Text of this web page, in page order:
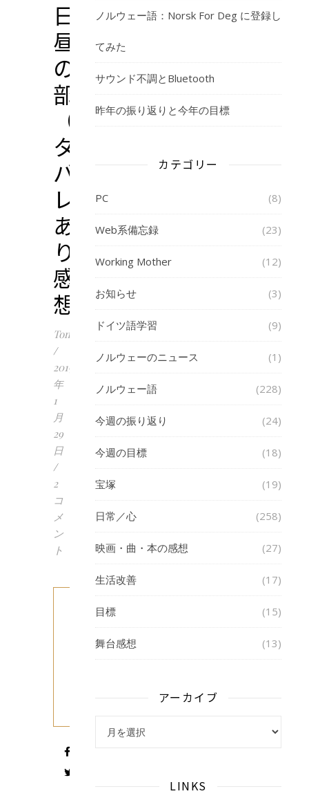
日
昼
の
部
（ネ
タ
バ
レ
あ
り）
感
想
Tomoko
/
2019
年
1
月
29
日
/
2
コ
メ
ン
ト
ノルウェー語：Norsk For Deg に登録し
てみた
サウンド不調とBluetooth
昨年の振り返りと今年の目標
カテゴリー
PC (8)
Web系備忘録 (23)
Working Mother (12)
お知らせ (3)
ドイツ語学習 (9)
ノルウェーのニュース (1)
ノルウェー語 (228)
今週の振り返り (24)
今週の目標 (18)
宝塚 (19)
日常／心 (258)
映画・曲・本の感想 (27)
生活改善 (17)
目標 (15)
舞台感想 (13)
アーカイブ
LINKS